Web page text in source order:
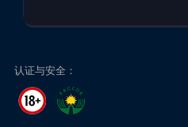
认证与安全：